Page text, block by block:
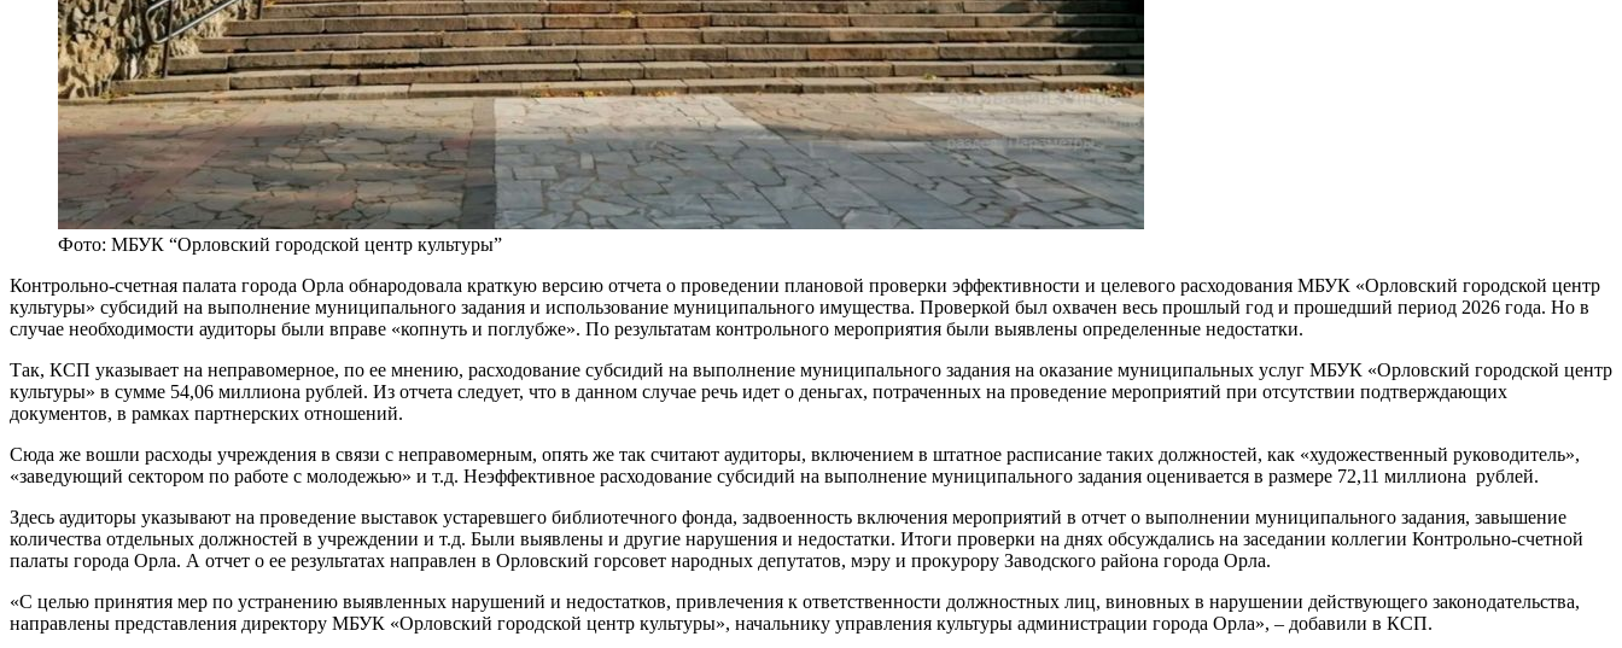
Фото: МБУК “Орловский городской центр культуры”
Контрольно-счетная палата города Орла обнародовала краткую версию отчета о проведении плановой проверки эффективности и целевого расходования МБУК «Орловский городской центр
культуры» субсидий на выполнение муниципального задания и использование муниципального имущества. Проверкой был охвачен весь прошлый год и прошедший период 2026 года. Но в
случае необходимости аудиторы были вправе «копнуть и поглубже». По результатам контрольного мероприятия были выявлены определенные недостатки.
Так, КСП указывает на неправомерное, по ее мнению, расходование субсидий на выполнение муниципального задания на оказание муниципальных услуг МБУК «Орловский городской центр
культуры» в сумме 54,06 миллиона рублей. Из отчета следует, что в данном случае речь идет о деньгах, потраченных на проведение мероприятий при отсутствии подтверждающих
документов, в рамках партнерских отношений.
Сюда же вошли расходы учреждения в связи с неправомерным, опять же так считают аудиторы, включением в штатное расписание таких должностей, как «художественный руководитель»,
«заведующий сектором по работе с молодежью» и т.д. Неэффективное расходование субсидий на выполнение муниципального задания оценивается в размере 72,11 миллиона рублей.
Здесь аудиторы указывают на проведение выставок устаревшего библиотечного фонда, задвоенность включения мероприятий в отчет о выполнении муниципального задания, завышение
количества отдельных должностей в учреждении и т.д. Были выявлены и другие нарушения и недостатки. Итоги проверки на днях обсуждались на заседании коллегии Контрольно-счетной
палаты города Орла. А отчет о ее результатах направлен в Орловский горсовет народных депутатов, мэру и прокурору Заводского района города Орла.
«С целью принятия мер по устранению выявленных нарушений и недостатков, привлечения к ответственности должностных лиц, виновных в нарушении действующего законодательства,
направлены представления директору МБУК «Орловский городской центр культуры», начальнику управления культуры администрации города Орла», – добавили в КСП.